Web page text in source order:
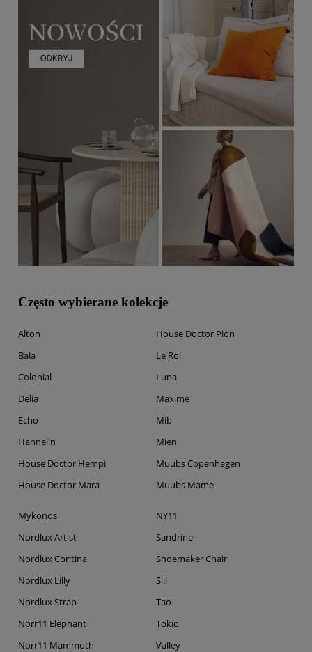
Często wybierane kolekcje
Alton
Bala
Colonial
Delia
Echo
Hannelin
House Doctor Hempi
House Doctor Mara
House Doctor Pion
Le Roi
Luna
Maxime
Mib
Mien
Muubs Copenhagen
Muubs Mame
Mykonos
Nordlux Artist
Nordlux Contina
Nordlux Lilly
Nordlux Strap
Norr11 Elephant
Norr11 Mammoth
NY11
Sandrine
Shoemaker Chair
S'il
Tao
Tokio
Valley